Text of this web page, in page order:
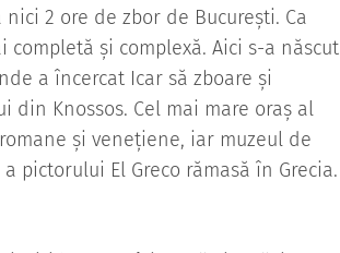
2 ore de zbor de București. Ca
și complexă. Aici s-a născut
a încercat Icar să zboare și
Knossos. Cel mai mare oraș al
și venețiene, iar muzeul de
pictorului El Greco rămasă în Grecia.